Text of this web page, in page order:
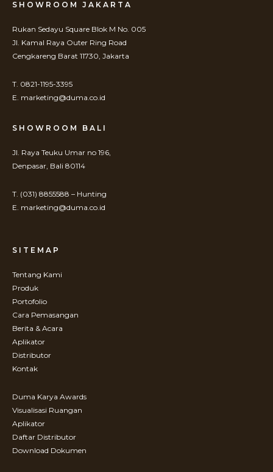
SHOWROOM JAKARTA
Rukan Sedayu Square Blok M No. 005
Jl. Kamal Raya Outer Ring Road
Cengkareng Barat 11730, Jakarta
T. 0821-1195-3395
E. marketing@duma.co.id
SHOWROOM BALI
Jl. Raya Teuku Umar no 196,
Denpasar, Bali 80114
T. (031) 8855588 – Hunting
E. marketing@duma.co.id
SITEMAP
Tentang Kami
Produk
Portofolio
Cara Pemasangan
Berita & Acara
Aplikator
Distributor
Kontak
Duma Karya Awards
Visualisasi Ruangan
Aplikator
Daftar Distributor
Download Dokumen